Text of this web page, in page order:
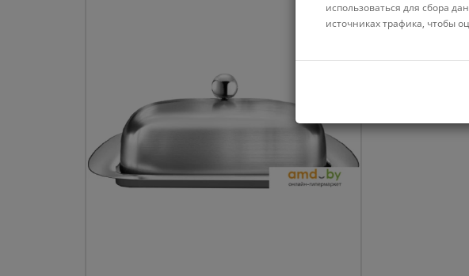
материал:
использоваться для сбора
источниках трафика, чтобы